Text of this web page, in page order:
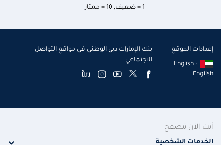
1 = ضعيف , 10 = ممتاز
إعدادات الموقع
English :
English
بنك الإمارات دبي الوطني في مواقع التواصل
الاجتماعي
أنت الآن تتصفح
الخدمات الشخصية